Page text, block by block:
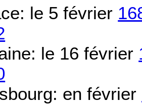
le 5 février
le 16 février
en février